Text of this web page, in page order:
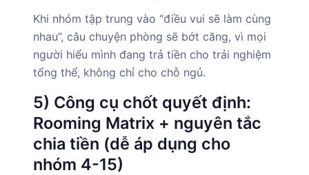
Khi nhóm tập trung vào “điều vui sẽ làm cùng
nhau”, câu chuyện phòng sẽ bớt căng, vì mọi
người hiểu mình đang trả tiền cho trải nghiệm
tổng thể, không chỉ cho chỗ ngủ.
5) Công cụ chốt quyết định:
Rooming Matrix + nguyên tắc
chia tiền (dễ áp dụng cho
nhóm 4-15)